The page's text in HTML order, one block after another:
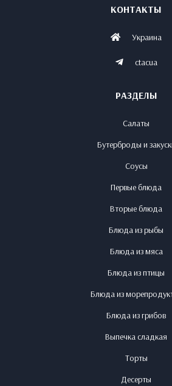
КОНТАКТЫ
Украина
ctacua
РАЗДЕЛЫ
Салаты
Бутерброды и
Соусы
Первые блюда
Вторые блюда
Блюда из рыбы
Блюда из мяса
Блюда из птицы
Блюда из
Блюда из грибов
Выпечка сладкая
Торты
Десерты